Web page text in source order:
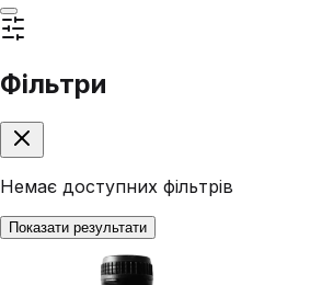
Фільтри
Немає доступних фільтрів
Показати результати